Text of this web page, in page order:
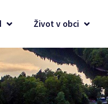
Život v obci